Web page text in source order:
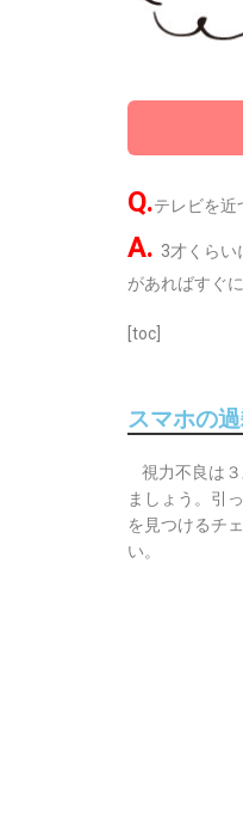
Q.テレビを近
A. 3才くらい
があればすぐ
[toc]
スマホの
視力不良は３
ましょう。引
を見つけるチ
い。